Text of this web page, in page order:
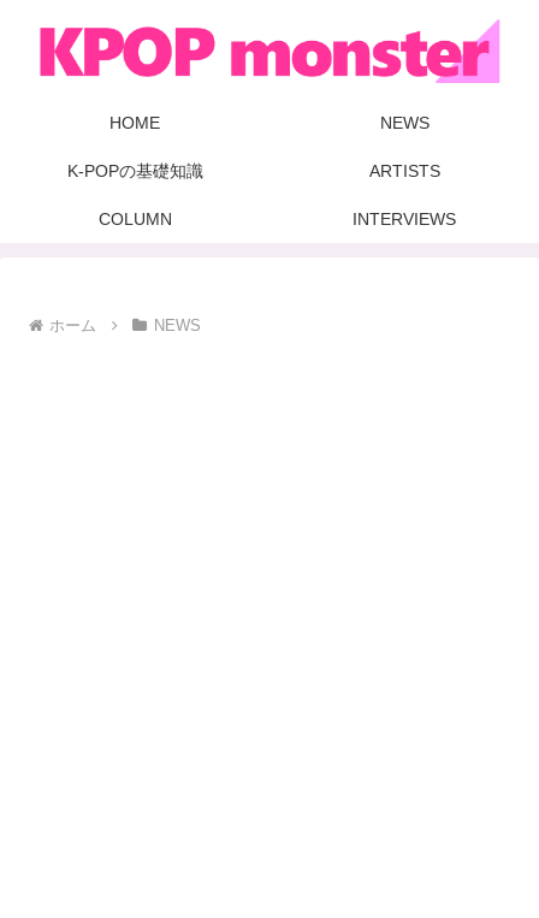
HOME NEWS
K-POPの基礎知識 ARTISTS
COLUMN INTERVIEWS
ホーム NEWS